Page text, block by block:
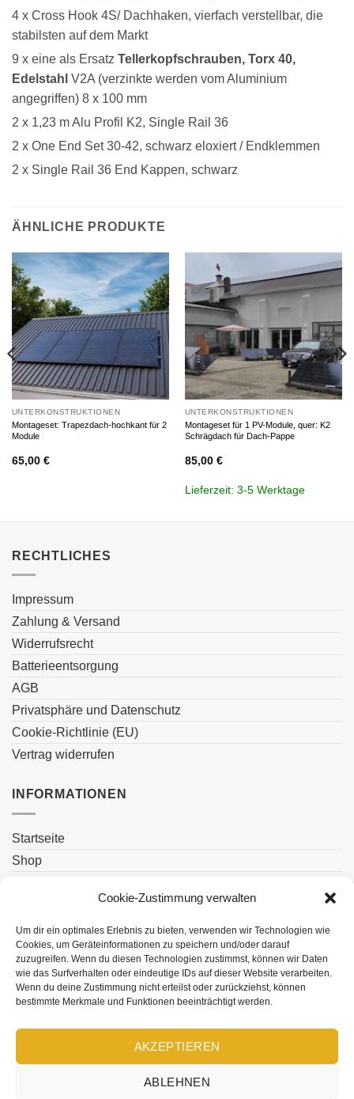
Cookie-Zustimmung verwalten
Um dir ein optimales Erlebnis zu bieten, verwenden wir Technologien wie
Cookies, um Geräteinformationen zu speichern und/oder darauf
zuzugreifen. Wenn du diesen Technologien zustimmst, können wir Daten
wie das Surfverhalten oder eindeutige IDs auf dieser Website verarbeiten.
Wenn du deine Zustimmung nicht erteilst oder zurückziehst, können
bestimmte Merkmale und Funktionen beeinträchtigt werden.
AKZEPTIEREN
ABLEHNEN
4 x Cross Hook 4S/ Dachhaken, vierfach verstellbar, die
stabilsten auf dem Markt
9 x eine als Ersatz Tellerkopfschrauben, Torx 40,
Edelstahl V2A (verzinkte werden vom Aluminium
angegriffen) 8 x 100 mm
2 x 1,23 m Alu Profil K2, Single Rail 36
2 x One End Set 30-42, schwarz eloxiert / Endklemmen
2 x Single Rail 36 End Kappen, schwarz
ÄHNLICHE PRODUKTE
UNTERKONSTRUKTIONEN
Montageset: Trapezdach-hochkant für 2
Module
65,00 €
UNTERKONSTRUKTIONEN
Montageset für 1 PV-Module, quer: K2
Schrägdach für Dach-Pappe
85,00 €
Lieferzeit: 3-5 Werktage
RECHTLICHES
Impressum
Zahlung & Versand
Widerrufsrecht
Batterieentsorgung
AGB
Privatsphäre und Datenschutz
Cookie-Richtlinie (EU)
Vertrag widerrufen
INFORMATIONEN
Startseite
Shop